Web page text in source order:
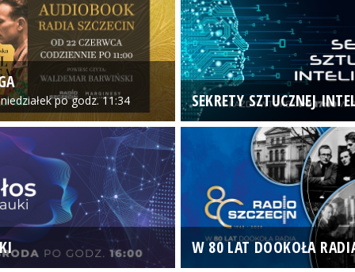
po godz. 11:34 SEKRETY SZTUCZNEJ
W 80 LAT DOOKOŁA